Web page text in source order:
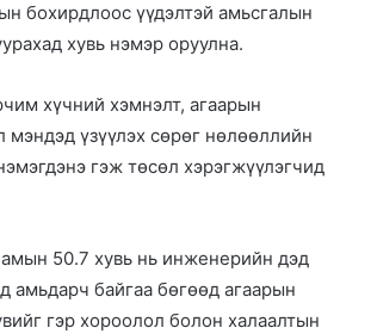
бохирдлоос үүдэлтэй амьсгалын
хувь нэмэр оруулна.
хүчний хэмнэлт, агаарын
мэндэд үзүүлэх сөрөг нөлөөллийн
гэж төсөл хэрэгжүүлэгчид
50.7 хувь нь инженерийн дэд
амьдарч байгаа бөгөөд агаарын
гэр хороолол болон халаалтын